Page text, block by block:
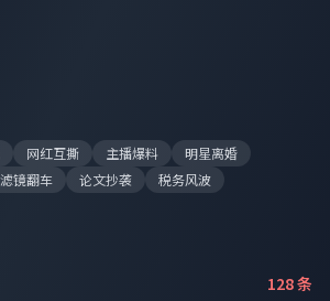
网红互撕 主播爆料
明星离婚
滤镜翻车 论文抄袭 税务风波
128 条